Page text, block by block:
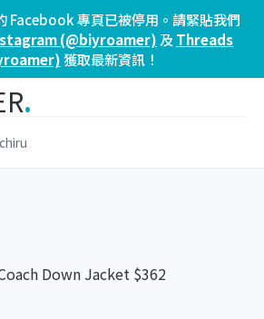
Facebook 專頁已被停用。請緊貼我們
(@biyroamer) 及 Threads
獲取最新資訊！
.